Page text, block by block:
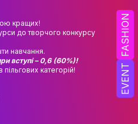
EVENT
FASHION
кращих!
до творчого конкурсу
навчання.
вступі – 0,6 (60%)!
категорій!